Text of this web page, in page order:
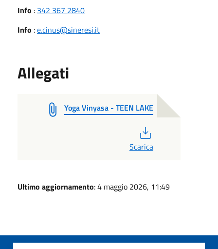
Info : 342 367 2840
Info :e.cinus@sineresi.it
Allegati
Yoga Vinyasa - TEEN LAKE
Scarica
Ultimo aggiornamento: 4 maggio 2026, 11:49